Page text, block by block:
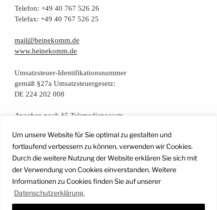
Um unsere Website für Sie optimal zu gestalten und
fortlaufend verbessern zu können, verwenden wir Cookies.
Durch die weitere Nutzung der Website erklären Sie sich mit
der Verwendung von Cookies einverstanden. Weitere
Informationen zu Cookies finden Sie auf unserer
Datenschutzerklärung.
Tele­fon: +49 40 767 526 26
Tele­fax: +49 40 767 526 25
mail@heinekomm.de
www.heinekomm.de
Umsatz­steu­er-Iden­ti­fi­ka­ti­ons­num­mer
gemäß §27a Umsatzsteuergesetz:
DE 224 202 008
Anga­ben nach §5 Telemediengesetz
Daten­schutz­er­klä­rung
FacebookInstagramYouTubeMail